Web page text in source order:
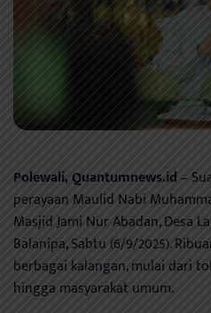
Polewali, Quantumnews.id –
perayaan Maulid Nabi
Masjid Jami Nur Abadan, Desa
Balanipa, Sabtu (6/9/2025).
berbagai kalangan, mulai dari
hingga masyarakat umum.